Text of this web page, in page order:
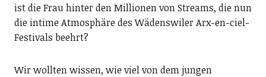
ist die Frau hinter den Millionen von Streams, die nun
die intime Atmosphäre des Wädenswiler Arx-en-ciel-
Festivals beehrt?
Wir wollten wissen, wie viel von dem jungen